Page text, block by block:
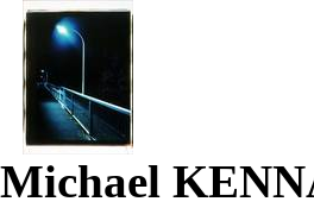
Michael